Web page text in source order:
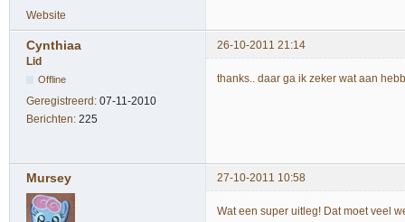
Website
Cynthiaa
26-10-2011 21:14
Lid
Offline
Geregistreerd: 07-11-2010
Berichten: 225
thanks.. daar ga ik zeker wat aan
Mursey 27-10-2011 10:58
Wat een super uitleg! Dat moet veel